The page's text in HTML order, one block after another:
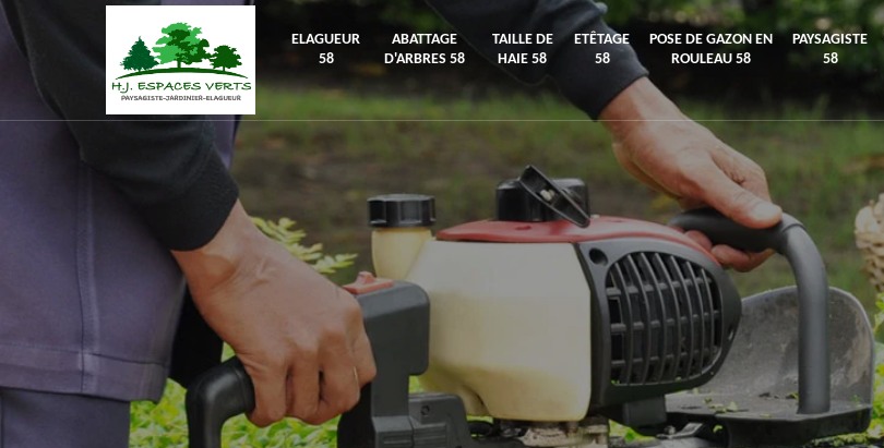
ELAGUEUR
58
ABATTAGE
D'ARBRES 58
TAILLE DE
HAIE 58
ETÊTAGE
58
POSE DE GAZON EN
ROULEAU 58
PAYSAGISTE
58